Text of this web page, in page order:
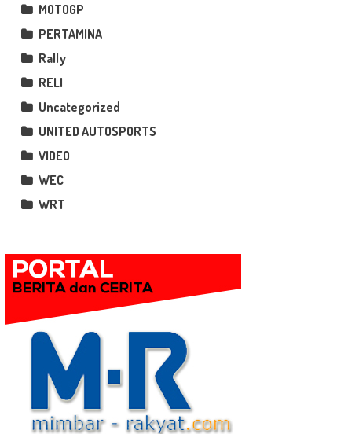
MOTOGP
PERTAMINA
Rally
RELI
Uncategorized
UNITED AUTOSPORTS
VIDEO
WEC
WRT